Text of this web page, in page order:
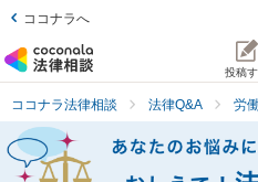
ココナラへ
投稿
ココナラ法律相談 法律Q&A 労